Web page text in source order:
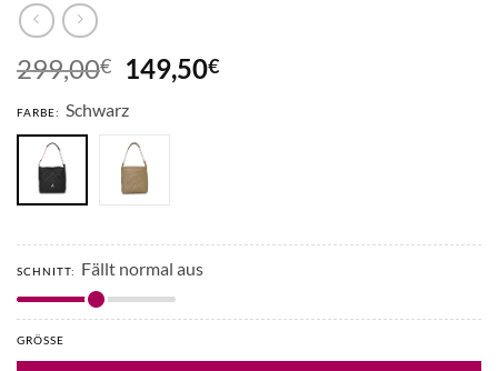
299,00€
Ursprünglicher
Preis
war:
299,00€
149,50€Aktueller
FARBE: Schwarz
SCHNITT: Fällt normal aus
GRÖSSE